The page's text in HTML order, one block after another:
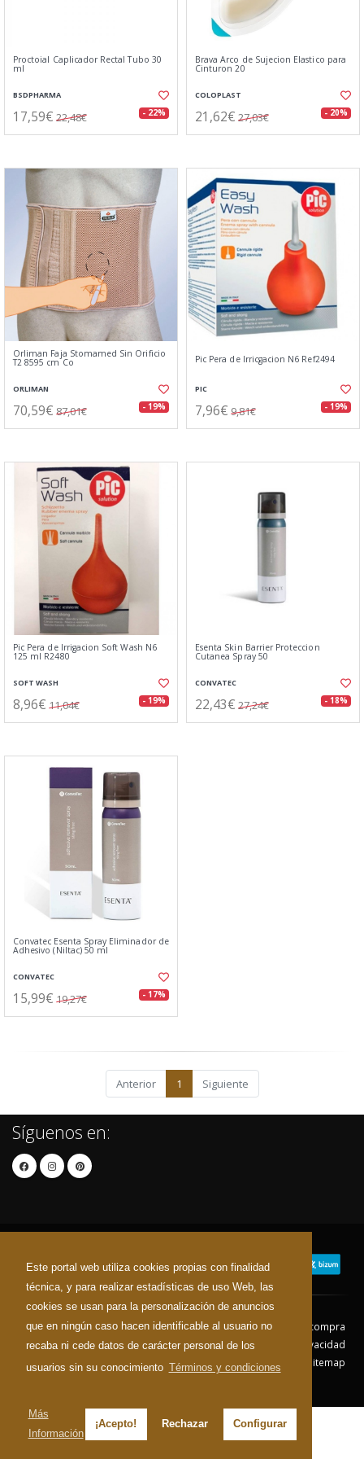
Este portal web utiliza cookies propias con finalidad
técnica, y para realizar estadísticas de uso Web, las
cookies se usan para la personalización de anuncios
que en ningún caso hacen identificable al usuario no
recaba ni cede datos de carácter personal de los
usuarios sin su conocimiento Términos y condiciones
Más
Información
¡Acepto! Rechazar Configurar
Proctoial Caplicador Rectal Tubo 30
ml
BSDPHARMA
17,59€ 22,48€ - 22%
Brava Arco de Sujecion Elastico para
Cinturon 20
COLOPLAST
21,62€ 27,03€ - 20%
Orliman Faja Stomamed Sin Orificio
T2 8595 cm Co
ORLIMAN
70,59€ 87,01€ - 19%
Pic Pera de Irricgacion N6 Ref2494
PIC
7,96€ 9,81€ - 19%
Pic Pera de Irrigacion Soft Wash N6
125 ml R2480
SOFT WASH
8,96€ 11,04€ - 19%
Esenta Skin Barrier Proteccion
Cutanea Spray 50
CONVATEC
22,43€ 27,24€ - 18%
Convatec Esenta Spray Eliminador de
Adhesivo (Niltac) 50 ml
CONVATEC
15,99€ 19,27€ - 17%
Anterior 1 Siguiente
Síguenos en:
Contacto Aviso Legal
Condiciones de compra
Política de envíos
Política de devolución
Política de Privacidad
Política de Cookies
Sitemap